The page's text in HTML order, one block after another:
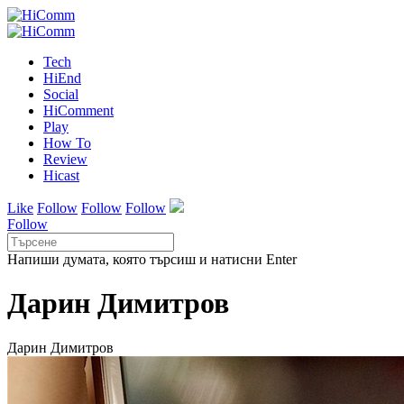
Tech
HiEnd
Social
HiComment
Play
How To
Review
Hicast
Like Follow Follow Follow
Follow
Напиши думата, която търсиш и натисни Enter
Дарин Димитров
Дарин Димитров